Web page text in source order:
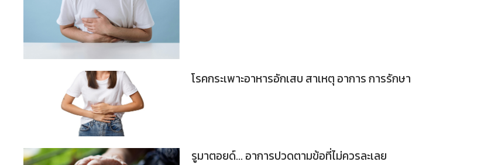
โรคกระเพาะอาหารอักเสบ สาเหตุ อาการ การรักษา
รูมาตอยด์... อาการปวดตามข้อที่ไม่ควรละเลย